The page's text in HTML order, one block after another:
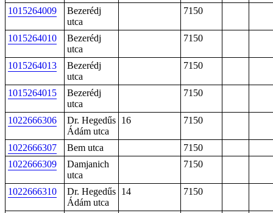
1015264009
Bezerédj
utca
7150
1015264010
Bezerédj
utca
7150
1015264013
Bezerédj
utca
7150
1015264015
Bezerédj
utca
7150
1022666306
Dr. Hegedűs
Ádám utca
16 7150
1022666307 Bem utca
7150
1022666309
Damjanich
utca
7150
1022666310
Dr. Hegedűs
Ádám utca
14 7150